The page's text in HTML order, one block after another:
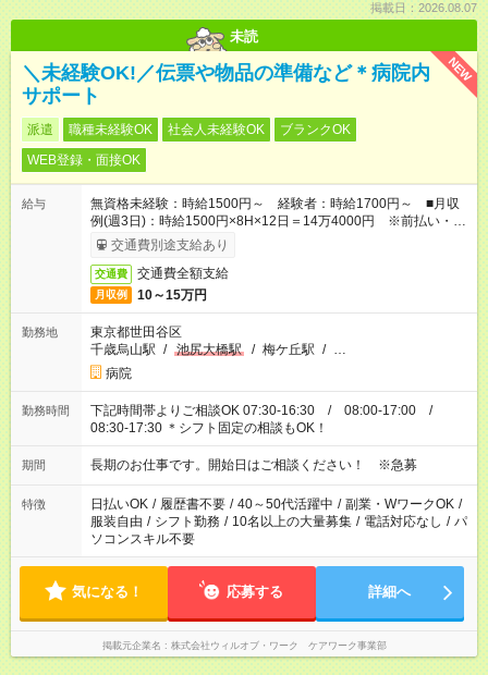
掲載日：2026.08.07
未読
NEW
＼未経験OK!／伝票や物品の準備など＊病院内
サポート
派遣 職種未経験OK 社会人未経験OK
ブランクOK
WEB登録・面接OK
給与
無資格未経験：時給1500円～ 経験者：時給1700円～ ■月収
例(週3日)：時給1500円×8H×12日＝14万4000円 ※前払い・日
払い・週払いOK
交通費別途支給あり
交通費 交通費全額支給
月収例 10～15万円
勤務地
東京都世田谷区
千歳烏山駅 / 池尻大橋駅 / 梅ケ丘駅 / …
病院
勤務時間
下記時間帯よりご相談OK 07:30-16:30 / 08:00-17:00 /
08:30-17:30 ＊シフト固定の相談もOK！
期間 長期のお仕事です。開始日はご相談ください！ ※急募
特徴 日払いOK / 履歴書不要 / 40～50代活躍中 / 副業・WワークOK /
服装自由 / シフト勤務 / 10名以上の大量募集 / 電話対応なし / パ
ソコンスキル不要
気になる！ 応募する 詳細へ
掲載元企業名 株式会社ウィルオブ・ワーク ケアワーク事業部